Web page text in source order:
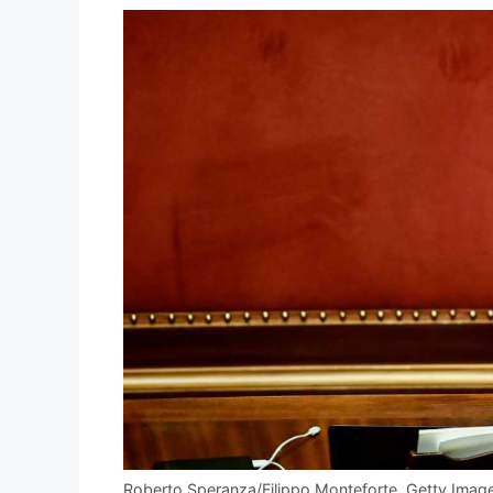
Roberto Speranza/Filippo Monteforte, Getty